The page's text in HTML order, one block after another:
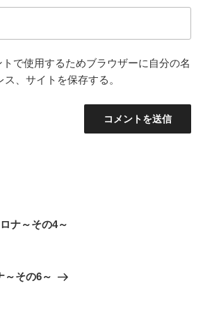
で使用するためブラウザーに自分の名
、サイトを保存する。
ナ～その4～
～その6～